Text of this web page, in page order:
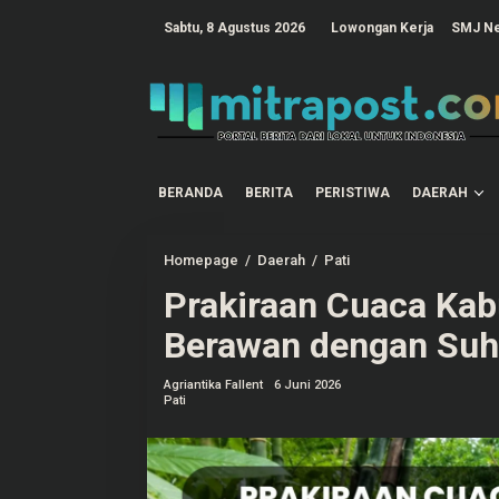
Sabtu, 8 Agustus 2026 Lowongan Kerja SMJ
BERANDA BERITA PERISTIWA DAERAH
Homepage / Daerah / Pati
k
r
a
a
c
a
K
Prakiraan Cuaca
Berawan dengan
Agriantika Fallent
6 Juni 2026
Pati